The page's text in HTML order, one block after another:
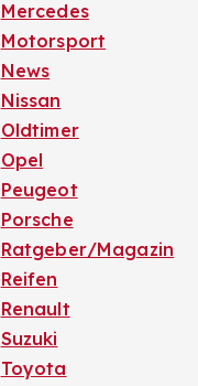
Mercedes
Motorsport
News
Nissan
Oldtimer
Opel
Peugeot
Porsche
Ratgeber/Magazin
Reifen
Renault
Suzuki
Toyota